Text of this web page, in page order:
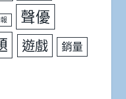
聲優
遊戲 銷量